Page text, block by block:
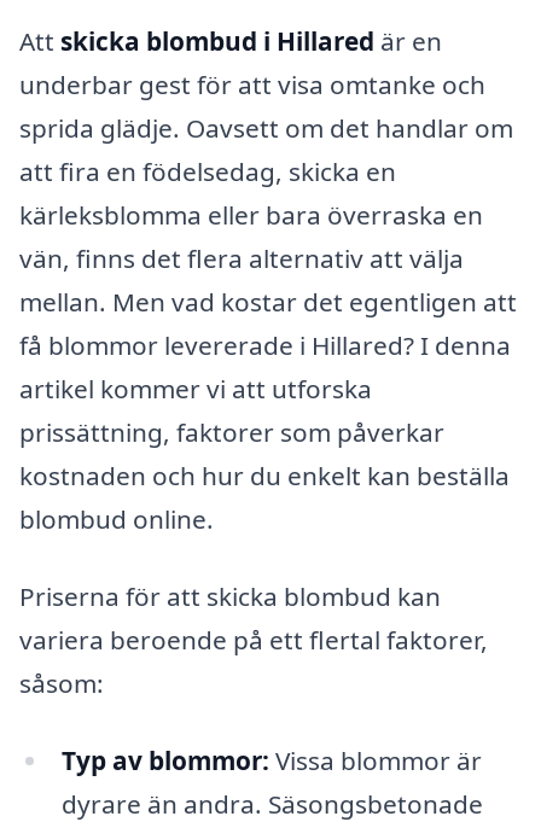
Att skicka blombud i Hillared är en
underbar gest för att visa omtanke och
sprida glädje. Oavsett om det handlar om
att fira en födelsedag, skicka en
kärleksblomma eller bara överraska en
vän, finns det flera alternativ att välja
mellan. Men vad kostar det egentligen att
få blommor levererade i Hillared? I denna
artikel kommer vi att utforska
prissättning, faktorer som påverkar
kostnaden och hur du enkelt kan beställa
blombud online.
Priserna för att skicka blombud kan
variera beroende på ett flertal faktorer,
såsom:
Typ av blommor: Vissa blommor är
dyrare än andra. Säsongsbetonade